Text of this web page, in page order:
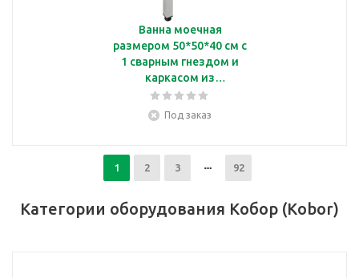
Ванна моечная
размером 50*50*40 см с
1 сварным гнездом и
каркасом из
нержавеющей стали
Кобор ВМБ/1-50/50
Под заказ
1 2 3 92
Категории оборудования Кобор (Kobor)